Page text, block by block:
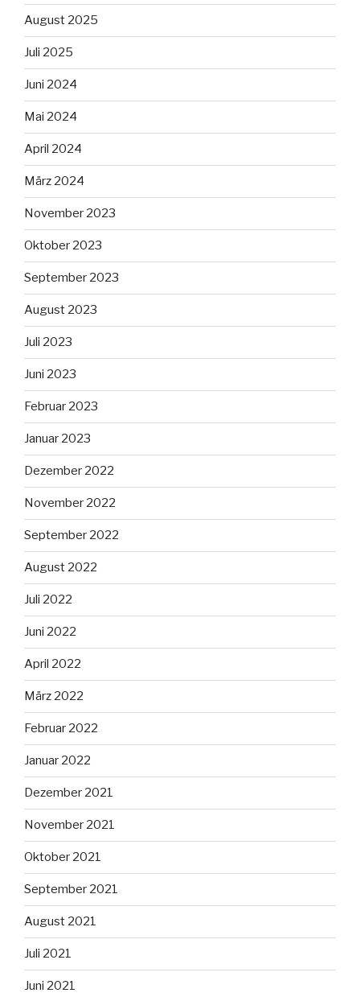
August 2025
Juli 2025
Juni 2024
Mai 2024
April 2024
März 2024
November 2023
Oktober 2023
September 2023
August 2023
Juli 2023
Juni 2023
Februar 2023
Januar 2023
Dezember 2022
November 2022
September 2022
August 2022
Juli 2022
Juni 2022
April 2022
März 2022
Februar 2022
Januar 2022
Dezember 2021
November 2021
Oktober 2021
September 2021
August 2021
Juli 2021
Juni 2021